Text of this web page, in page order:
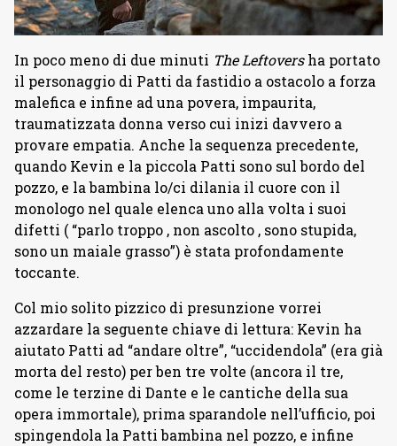
In poco meno di due minuti The Leftoversha portato
il personaggio di Patti da fastidio a ostacolo a forza
malefica e infine ad una povera, impaurita,
traumatizzata donna verso cui inizi davvero a
provare empatia. Anche la sequenza precedente,
quando Kevin e la piccola Patti sono sul bordo del
pozzo, e la bambina lo/ci dilania il cuore con il
monologo nel quale elenca uno alla volta i suoi
difetti ( “parlo troppo , non ascolto , sono stupida,
sono un maiale grasso”) è stata profondamente
toccante.
Col mio solito pizzico di presunzione vorrei
azzardare la seguente chiave di lettura: Kevin ha
aiutato Patti ad “andare oltre”, “uccidendola” (era già
morta del resto) per ben tre volte (ancora il tre,
come le terzine di Dante e le cantiche della sua
opera immortale), prima sparandole nell’ufficio, poi
spingendola la Patti bambina nel pozzo, e infine